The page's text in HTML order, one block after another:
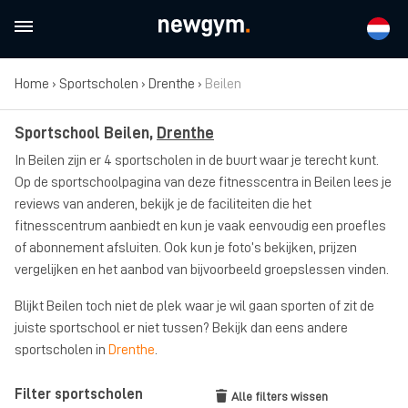
Home › Sportscholen › Drenthe › Beilen
Sportschool Beilen, Drenthe
In Beilen zijn er 4 sportscholen in de buurt waar je terecht kunt.
Op de sportschoolpagina van deze fitnesscentra in Beilen lees je
reviews van anderen, bekijk je de faciliteiten die het
fitnesscentrum aanbiedt en kun je vaak eenvoudig een proefles
of abonnement afsluiten. Ook kun je foto’s bekijken, prijzen
vergelijken en het aanbod van bijvoorbeeld groepslessen vinden.
Blijkt Beilen toch niet de plek waar je wil gaan sporten of zit de
juiste sportschool er niet tussen? Bekijk dan eens andere
sportscholen in Drenthe
Filter sportscholen Alle filters wissen